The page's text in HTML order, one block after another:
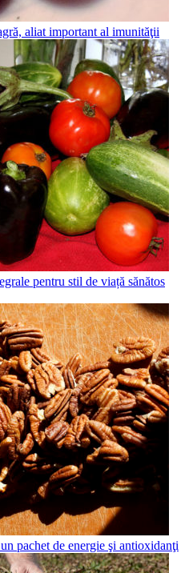
aliat important al imunităţii
pentru stil de viață sănătos
pachet de energie şi antioxidanţi